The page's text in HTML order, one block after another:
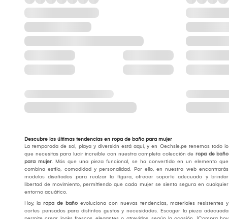
Descubre las últimas tendencias en ropa de baño para mujer
La temporada de sol, playa y diversión está aquí, y en Oechsle.pe tenemos todo lo
que necesitas para lucir increíble con nuestra completa colección de ropa de baño
para mujer. Más que una pieza funcional, se ha convertido en un elemento que
combina estilo, comodidad y personalidad. Por ello, en nuestra web encontrarás
modelos diseñados para realzar la figura, ofrecer soporte adecuado y brindar
libertad de movimiento, permitiendo que cada mujer se sienta segura en cualquier
entorno acuático.
Hoy, la ropa de baño evoluciona con nuevas tendencias, materiales resistentes y
cortes pensados para distintos gustos y necesidades. Escoger la pieza adecuada